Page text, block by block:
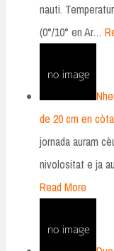
nauti.
(0°/10° en Ar…
de 20 cm en
jornada auram
nivolositat e ja
Read More